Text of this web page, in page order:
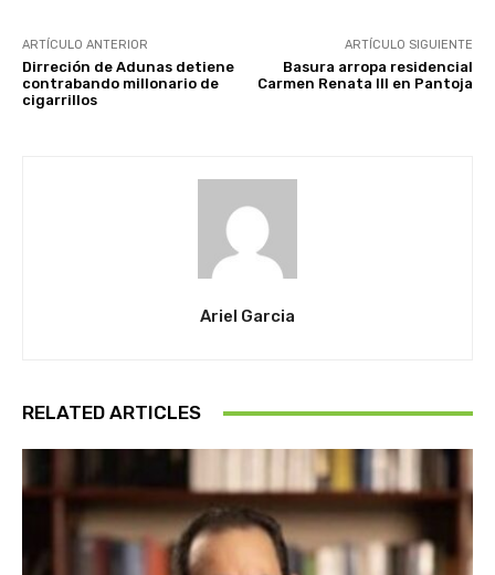
ARTÍCULO ANTERIOR
Dirreción de Adunas detiene
contrabando millonario de
cigarrillos
ARTÍCULO SIGUIENTE
Basura arropa residencial
Carmen Renata III en Pantoja
Ariel Garcia
RELATED ARTICLES